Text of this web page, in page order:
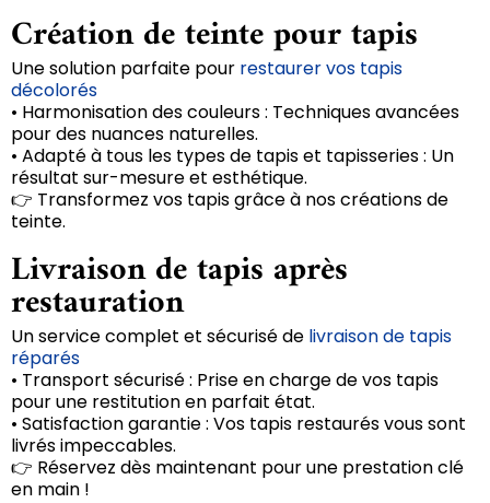
Création de teinte pour tapis
Une solution parfaite pour restaurer vos tapis
décolorés
• Harmonisation des couleurs : Techniques avancées
pour des nuances naturelles.
• Adapté à tous les types de tapis et tapisseries : Un
résultat sur-mesure et esthétique.
👉 Transformez vos tapis grâce à nos créations de
teinte.
Livraison de tapis après
restauration
Un service complet et sécurisé de livraison de tapis
réparés
• Transport sécurisé : Prise en charge de vos tapis
pour une restitution en parfait état.
• Satisfaction garantie : Vos tapis restaurés vous sont
livrés impeccables.
👉 Réservez dès maintenant pour une prestation clé
en main !